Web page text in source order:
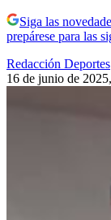
Siga las
prepárese para las
Redacción Deportes
16 de junio de